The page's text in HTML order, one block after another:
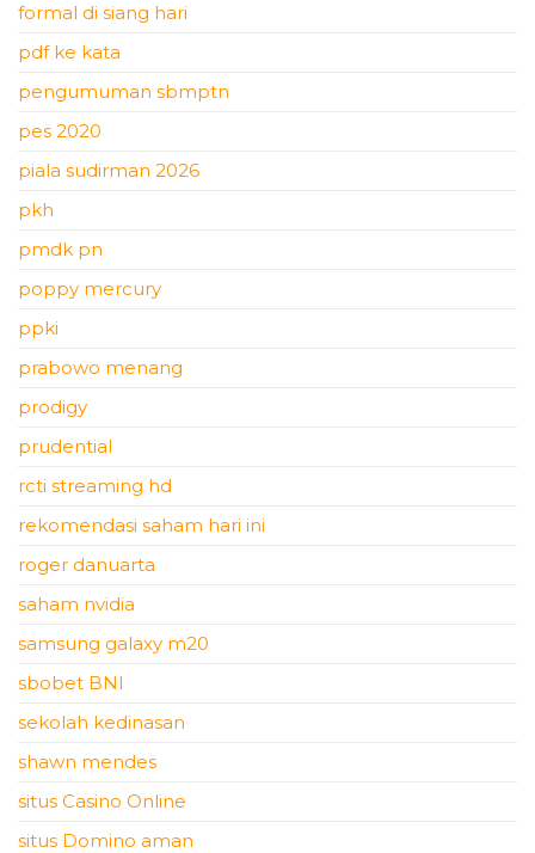
formal di siang hari
pdf ke kata
pengumuman sbmptn
pes 2020
piala sudirman 2026
pkh
pmdk pn
poppy mercury
ppki
prabowo menang
prodigy
prudential
rcti streaming hd
rekomendasi saham hari ini
roger danuarta
saham nvidia
samsung galaxy m20
sbobet BNI
sekolah kedinasan
shawn mendes
situs Casino Online
situs Domino aman